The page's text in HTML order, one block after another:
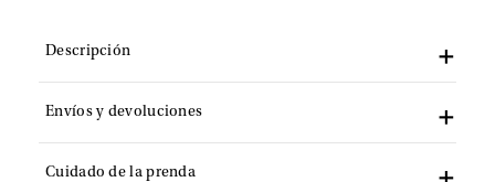
Descripción
Envíos y devoluciones
Cuidado de la prenda